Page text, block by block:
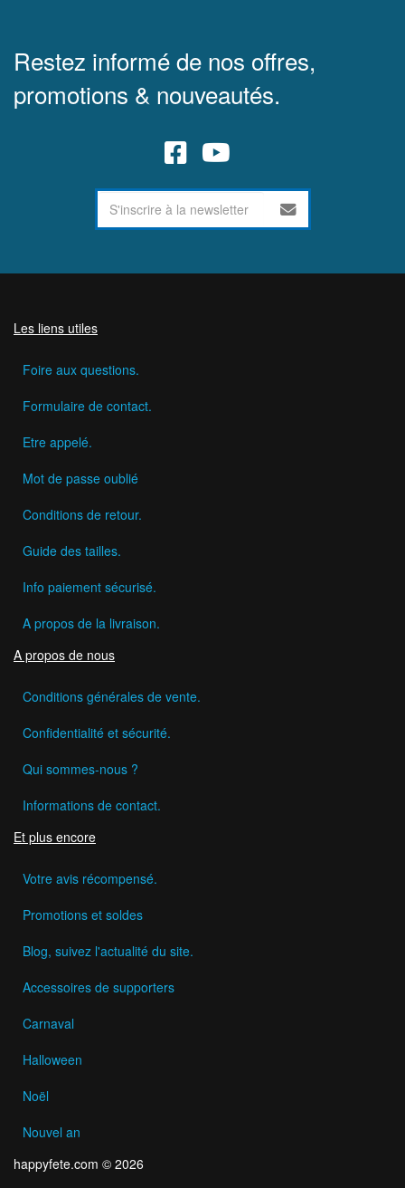
Restez informé de nos offres,
promotions & nouveautés.
Les liens utiles
Foire aux questions.
Formulaire de contact.
Etre appelé.
Mot de passe oublié
Conditions de retour.
Guide des tailles.
Info paiement sécurisé.
A propos de la livraison.
A propos de nous
Conditions générales de vente.
Confidentialité et sécurité.
Qui sommes-nous ?
Informations de contact.
Et plus encore
Votre avis récompensé.
Promotions et soldes
Blog, suivez l'actualité du site.
Accessoires de supporters
Carnaval
Halloween
Noël
Nouvel an
happyfete.com © 2026